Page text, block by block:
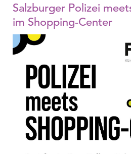
Salzburger Polizei
im Shopping-Center